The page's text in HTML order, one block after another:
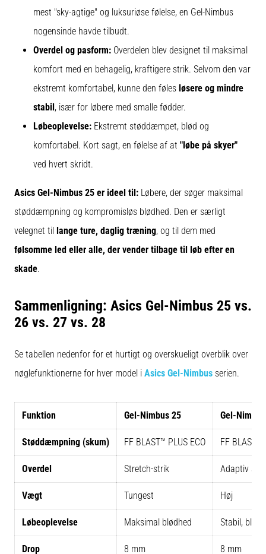
mest "sky-agtige" og luksuriøse følelse, en Gel-Nimbus
nogensinde havde tilbudt.
Overdel og pasform: Overdelen blev designet til maksimal
komfort med en behagelig, kraftigere strik. Selvom den var
ekstremt komfortabel, kunne den føles løsere og mindre
stabil, især for løbere med smalle fødder.
Løbeoplevelse: Ekstremt støddæmpet, blød og
komfortabel. Kort sagt, en følelse af at "løbe på skyer"
ved hvert skridt.
Asics Gel-Nimbus 25 er ideel til: Løbere, der søger maksimal
støddæmpning og kompromisløs blødhed. Den er særligt
velegnet til lange ture, daglig træning, og til dem med
følsomme led eller alle, der vender tilbage til løb efter en
skade.
Sammenligning: Asics Gel-Nimbus 25 vs.
26 vs. 27 vs. 28
Se tabellen nedenfor for et hurtigt og overskueligt overblik over
nøglefunktionerne for hver model i Asics Gel-Nimbus serien.
Funktion Gel-Nimbus 25 Gel-
Støddæmpning (skum) FF BLAST™ PLUS ECO FF BLAST™
Overdel Stretch-strik Adaptiv
Vægt Tungest Høj
Løbeoplevelse Maksimal blødhed Stabil, blød
Drop 8 mm 8 mm